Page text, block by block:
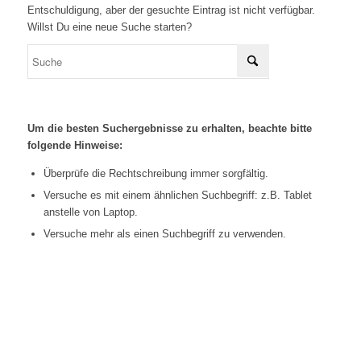
Entschuldigung, aber der gesuchte Eintrag ist nicht verfügbar.
Willst Du eine neue Suche starten?
Um die besten Suchergebnisse zu erhalten, beachte bitte
folgende Hinweise:
Überprüfe die Rechtschreibung immer sorgfältig.
Versuche es mit einem ähnlichen Suchbegriff: z.B. Tablet
anstelle von Laptop.
Versuche mehr als einen Suchbegriff zu verwenden.